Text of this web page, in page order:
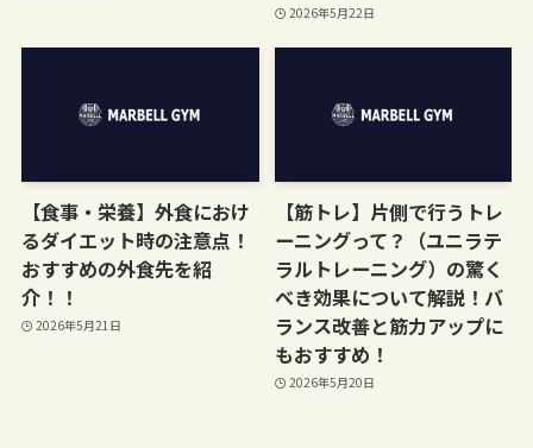
2026年5月22日
【食事・栄養】外食におけ
るダイエット時の注意点！
おすすめの外食先を紹
介！！
2026年5月21日
【筋トレ】片側で行うトレ
ーニングって？（ユニラテ
ラルトレーニング）の驚く
べき効果について解説！バ
ランス改善と筋力アップに
もおすすめ！
2026年5月20日